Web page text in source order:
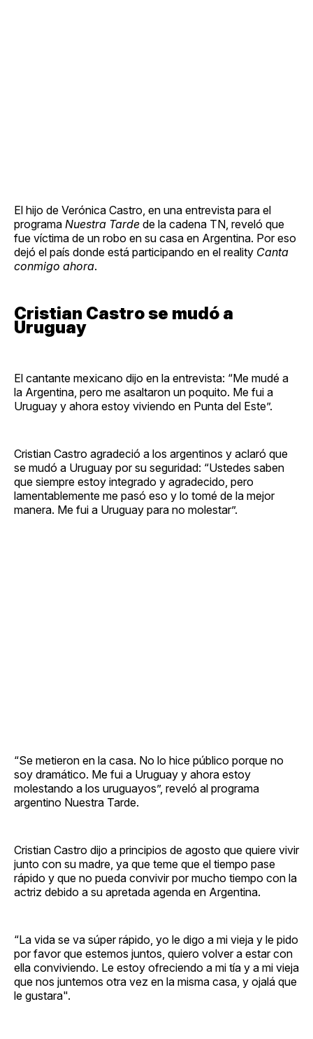
El hijo de Verónica Castro, en una entrevista para el
programa Nuestra Tarde de la cadena TN, reveló que
fue víctima de un robo en su casa en Argentina. Por eso
dejó el país donde está participando en el reality Canta
conmigo ahora.
Cristian Castro se mudó a
Uruguay
El cantante mexicano dijo en la entrevista: “Me mudé a
la Argentina, pero me asaltaron un poquito. Me fui a
Uruguay y ahora estoy viviendo en Punta del Este”.
Cristian Castro agradeció a los argentinos y aclaró que
se mudó a Uruguay por su seguridad: “Ustedes saben
que siempre estoy integrado y agradecido, pero
lamentablemente me pasó eso y lo tomé de la mejor
manera. Me fui a Uruguay para no molestar”.
“Se metieron en la casa. No lo hice público porque no
soy dramático. Me fui a Uruguay y ahora estoy
molestando a los uruguayos”, reveló al programa
argentino Nuestra Tarde.
Cristian Castro dijo a principios de agosto que quiere vivir
junto con su madre, ya que teme que el tiempo pase
rápido y que no pueda convivir por mucho tiempo con la
actriz debido a su apretada agenda en Argentina.
“La vida se va súper rápido, yo le digo a mi vieja y le pido
por favor que estemos juntos, quiero volver a estar con
ella conviviendo. Le estoy ofreciendo a mi tía y a mi vieja
que nos juntemos otra vez en la misma casa, y ojalá que
le gustara".